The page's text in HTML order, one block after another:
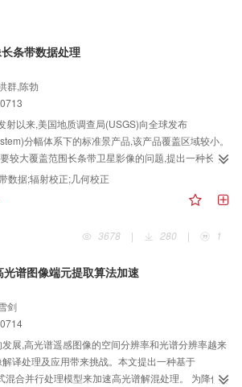
者的反馈统计表明,系统在交互性和指导能力方面表
条带数据处理
群,陈勃
射以来,美国地质调查局(USGS)向全球发布
分幅体系下的标准景产品,该产品覆盖区域较小。
较大覆盖范围长条带卫星影像的问题,提出一种长条
理分为预处理、辐射校正和几何校正3个部分,包含
射一致性纠正和姿轨数据精化等过程,解决了长条带影
组LANDSAT-8数据进行实验,本文方法处理得到的长
高,整体精度同单幅标准景产品的精度相当,且效率较
式提高了45.9%。 本文LANDSAT-8长条带处理方法
数据;辐射校正;几何校正
3678
| 280 | 1
谱图像端元提取算法加速
剑
展,高光谱遥感图像的空间分辨率和光谱分辨率越来
译处理及应用带来挑战。本文提出一种基于
合并行处理模型来加速高光谱解混处理。 为降低算